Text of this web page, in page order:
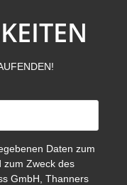
Daten zum
zum Zweck des
GmbH, Thanners